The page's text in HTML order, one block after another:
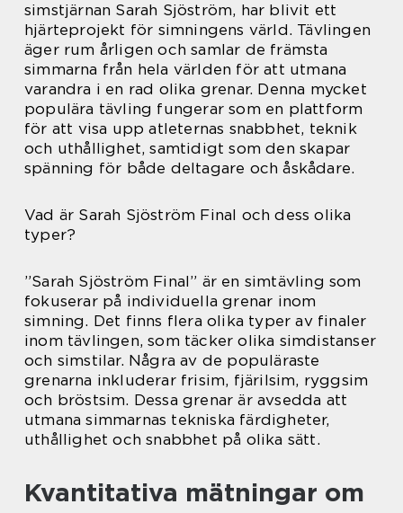
simstjärnan Sarah Sjöström, har blivit ett
hjärteprojekt för simningens värld. Tävlingen
äger rum årligen och samlar de främsta
simmarna från hela världen för att utmana
varandra i en rad olika grenar. Denna mycket
populära tävling fungerar som en plattform
för att visa upp atleternas snabbhet, teknik
och uthållighet, samtidigt som den skapar
spänning för både deltagare och åskådare.
Vad är Sarah Sjöström Final och dess olika
typer?
”Sarah Sjöström Final” är en simtävling som
fokuserar på individuella grenar inom
simning. Det finns flera olika typer av finaler
inom tävlingen, som täcker olika simdistanser
och simstilar. Några av de populäraste
grenarna inkluderar frisim, fjärilsim, ryggsim
och bröstsim. Dessa grenar är avsedda att
utmana simmarnas tekniska färdigheter,
uthållighet och snabbhet på olika sätt.
Kvantitativa mätningar om